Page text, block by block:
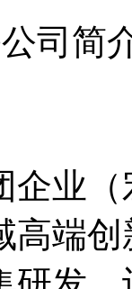
公司简
企业
高端